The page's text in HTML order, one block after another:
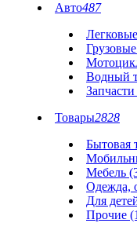
Авто487
Водный
Товары2828
Бытовая
Мебель
Одежда,
Для
Прочие